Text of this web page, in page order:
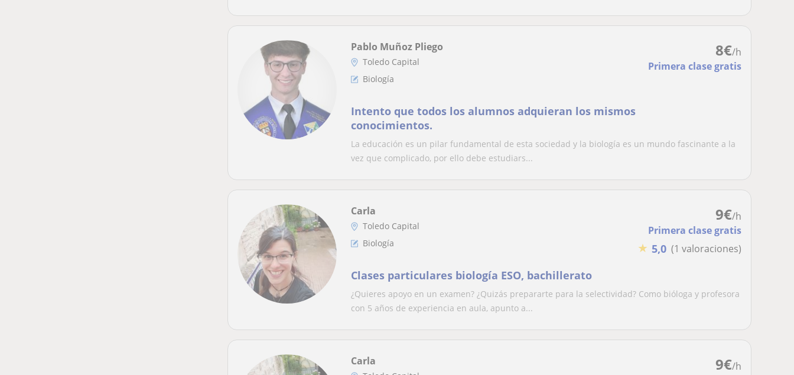
8€/h
Primera clase gratis
Pablo Muñoz Pliego
Toledo Capital
Biología
Intento que todos los alumnos adquieran los mismos
conocimientos.
La educación es un pilar fundamental de esta sociedad y la biología es un mundo fascinante a la
vez que complicado, por ello debe estudiars...
9€/h
Primera clase gratis
★ 5,0 (1 valoraciones)
Carla
Toledo Capital
Biología
Clases particulares biología ESO, bachillerato
¿Quieres apoyo en un examen? ¿Quizás prepararte para la selectividad? Como bióloga y profesora
con 5 años de experiencia en aula, apunto a...
9€/h
Carla